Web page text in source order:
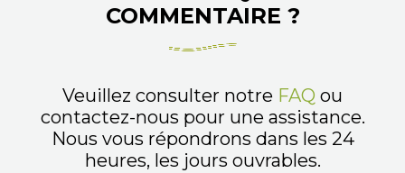
COMMENTAIRE ?
Veuillez consulter notre FAQ ou
contactez-nous pour une assistance.
Nous vous répondrons dans les 24
heures, les jours ouvrables.